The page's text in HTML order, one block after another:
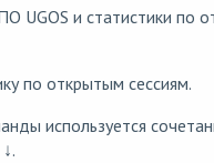
UGOS и статистики по
по открытым сессиям.
используется